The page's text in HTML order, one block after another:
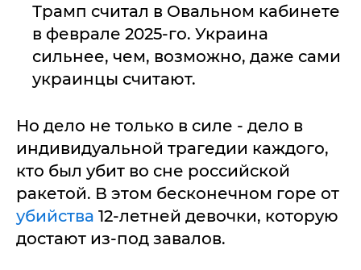
Трамп считал в Овальном кабинете
в феврале 2025-го. Украина
сильнее, чем, возможно, даже сами
украинцы считают.
Но дело не только в силе - дело в
индивидуальной трагедии каждого,
кто был убит во сне российской
ракетой. В этом бесконечном горе от
убийства 12-летней девочки, которую
достают из-под завалов.